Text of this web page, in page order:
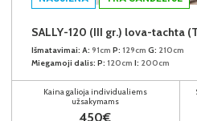
SALLY-120 (III gr.) lova-tachta
Išmatavimai: A: 91cm P: 129cm G: 210cm
Miegamoji dalis: P: 120cm I: 200cm
Kaina galioja individualiems
užsakymams
450€